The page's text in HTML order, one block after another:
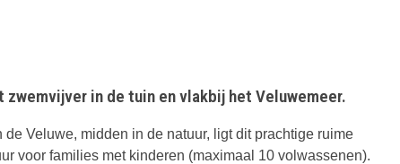
in de tuin en vlakbij het Veluwemeer.
de Veluwe, midden in de natuur, ligt dit prachtige ruime
voor families met kinderen (maximaal 10 volwassenen).